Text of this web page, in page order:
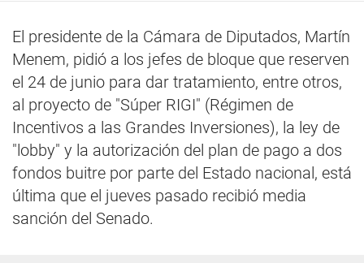
El presidente de la Cámara de Diputados, Martín
Menem, pidió a los jefes de bloque que reserven
el 24 de junio para dar tratamiento, entre otros,
al proyecto de "Súper RIGI" (Régimen de
Incentivos a las Grandes Inversiones), la ley de
"lobby" y la autorización del plan de pago a dos
fondos buitre por parte del Estado nacional, está
última que el jueves pasado recibió media
sanción del Senado.